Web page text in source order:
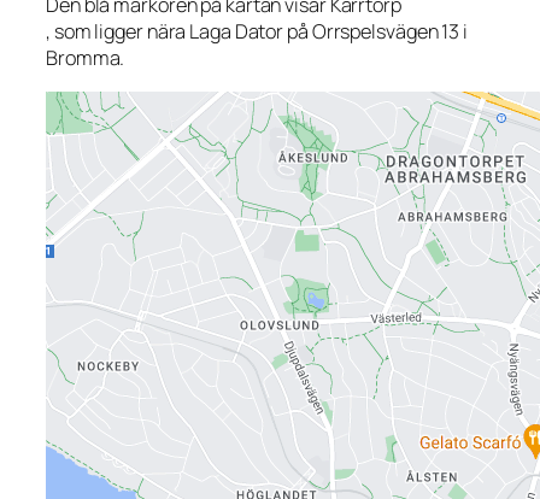
Den blå markören på kartan visar Kärrtorp
, som ligger nära Laga Dator på Orrspelsvägen 13 i
Bromma.